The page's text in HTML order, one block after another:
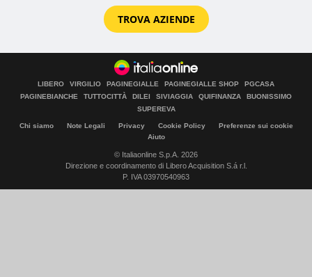
TROVA AZIENDE
LIBERO VIRGILIO PAGINEGIALLE PAGINEGIALLE SHOP
PGCASA
PAGINEBIANCHE
TUTTOCITTÀ DILEI SIVIAGGIA QUIFINANZA
BUONISSIMO
SUPEREVA
Chi siamo Note Legali Privacy Cookie Policy
Preferenze sui cookie
Aiuto
© Italiaonline S.p.A. 2026
Direzione e coordinamento di Libero Acquisition S.á r.l.
P. IVA 03970540963